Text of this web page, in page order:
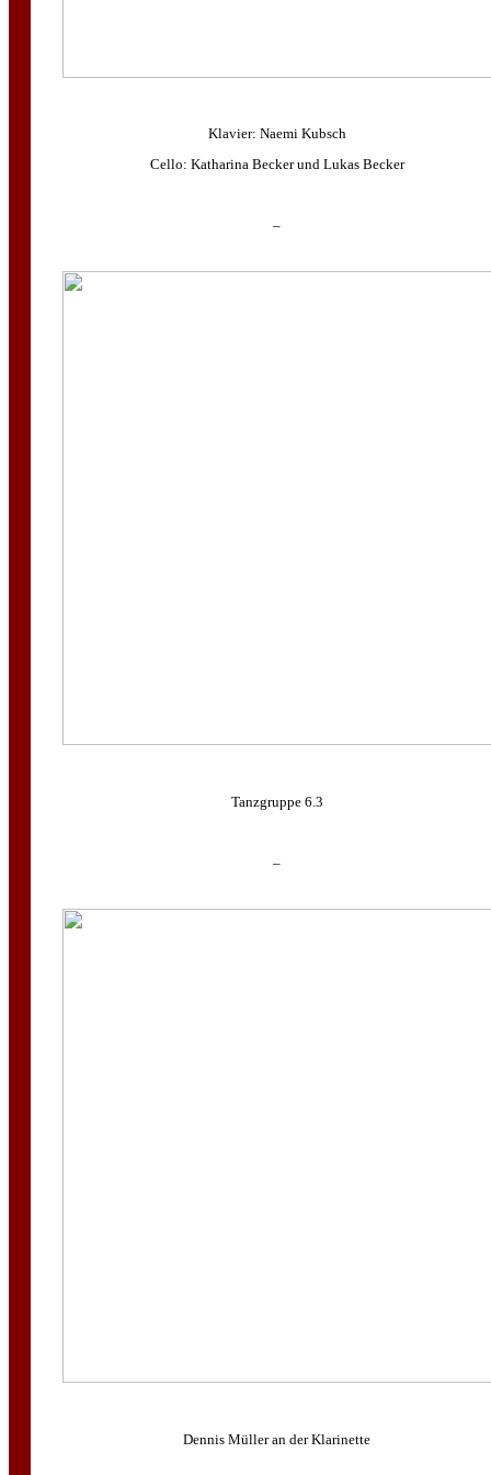
Klavier: Naemi Kubsch
Cello: Katharina Beckerund Lukas Becker
–
Tanzgruppe 6.3
–
Dennis Müller an der Klarinette